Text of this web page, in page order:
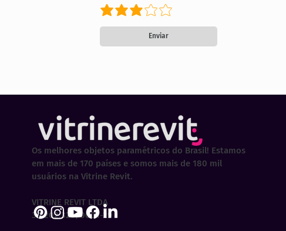
Enviar
Os melhores objetos paramétricos do Brasil! Estamos
em mais de 170 países e somos mais de 180 mil
usuários na Vitrine Revit.
VITRINE REVIT LTDA
30.202.323/0001-29